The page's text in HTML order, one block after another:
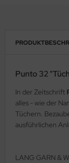
Punto 32
In der Zeitschrift
alles - wie der
Tüchern.
ausführlichen
LANG GARN &